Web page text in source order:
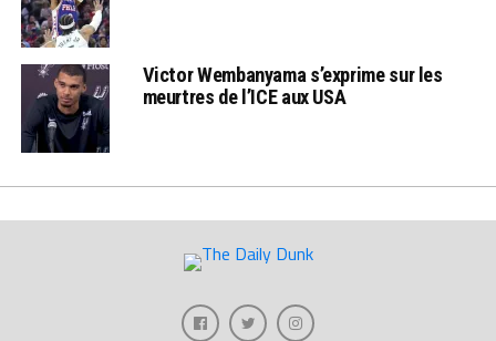
Victor Wembanyama s’exprime sur les
meurtres de l’ICE aux USA